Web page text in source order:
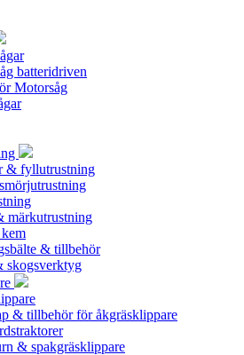
batteridriven
Motorsåg
& fyllutrustning
märkutrustning
& tillbehör
skogsverktyg
& tillbehör för åkgräsklippare
& spakgräsklippare